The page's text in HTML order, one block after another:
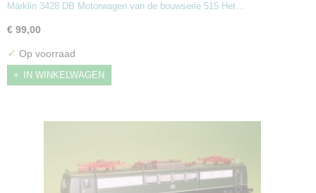
Märklin 3428 DB Motorwagen van de bouwserie 515 Het…
€ 99,00
✓ Op voorraad
IN WINKELWAGEN